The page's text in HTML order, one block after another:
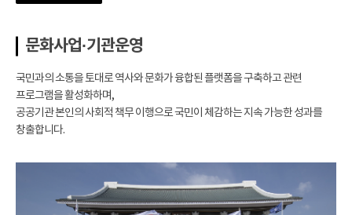
문화사업·기관운영
국민과의 소통을 토대로 역사와 문화가 융합된 플랫폼을 구축하고 관련
프로그램을 활성화하며,
공공기관 본인의 사회적 책무 이행으로 국민이 체감하는 지속 가능한 성과를
창출합니다.